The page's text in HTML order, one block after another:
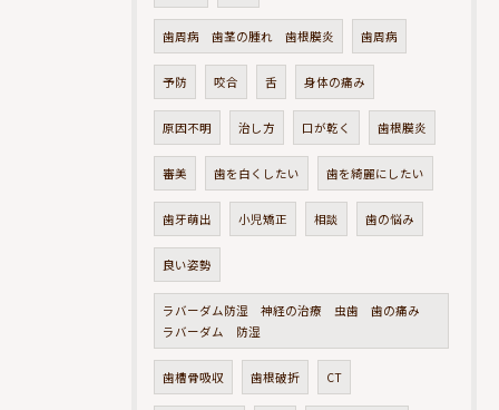
歯周病 歯茎の腫れ 歯根膜炎 歯周病
予防 咬合 舌 身体の痛み
原因不明 治し方 口が乾く 歯根膜炎
審美 歯を白くしたい 歯を綺麗にしたい
歯牙萌出 小児矯正 相談 歯の悩み
良い姿勢
ラバーダム防湿 神経の治療 虫歯 歯の痛み
ラバーダム 防湿
歯槽骨吸収 歯根破折 CT